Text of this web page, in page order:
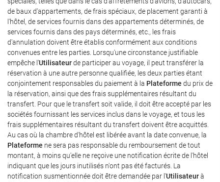
de baux d'appartements, de frais spéciaux, de placement garanti à
l'hôtel, de services fournis dans des appartements déterminés, de
services fournis dans des pays déterminés, etc., les frais
d'annulation doivent être établis conformément aux conditions
convenues entre les parties. Lorsqu'une circonstance justifiable
empêche l'Utilisateurde participer au voyage, il peut transférer la
réservation à une autre personne qualifiée, les deux parties étant
conjointement responsables du paiement à la Plateforme du prix de
la réservation, ainsi que des frais supplémentaires résultant du
transfert. Pour que le transfert soit valide, il doit être accepté par les
sociétés fournissant les services inclus dans le voyage, et tous les
frais supplémentaires résultant du transfert doivent être acquittés.
Au cas où la chambre d'hôtel est libérée avant la date convenue, la
Plateforme ne sera pas responsable du remboursement de tout
montant, à moins qu'elle ne reçoive une notification écrite de l'hôtel
indiquant que les jours inutilisés n'ont pas été facturés. La
notification susmentionnée doit être demandée par l'Utilisateurà